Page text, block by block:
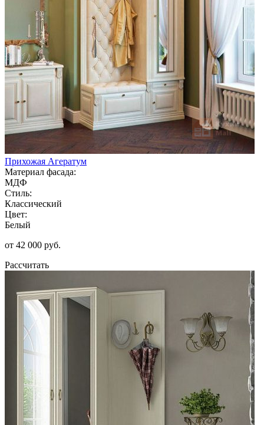
Прихожая Агератум
Материал фасада:
МДФ
Стиль:
Классический
Цвет:
Белый
от 42 000 руб.
Рассчитать